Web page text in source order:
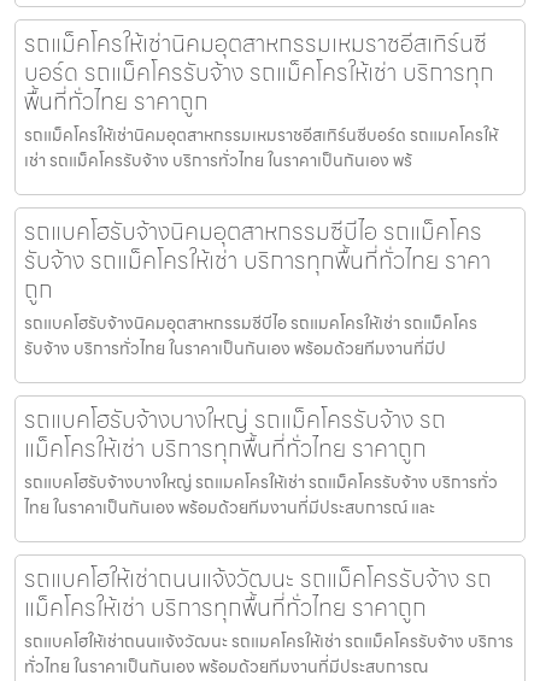
รถแม็คโครให้เช่านิคมอุตสาหกรรมเหมราชอีสเทิร์นซี
บอร์ด รถแม็คโครรับจ้าง รถแม็คโครให้เช่า บริการทุก
พื้นที่ทั่วไทย ราคาถูก
รถแม็คโครให้เช่านิคมอุตสาหกรรมเหมราชอีสเทิร์นซีบอร์ด รถแมคโครให้
เช่า รถแม็คโครรับจ้าง บริการทั่วไทย ในราคาเป็นกันเอง พร้
รถแบคโฮรับจ้างนิคมอุตสาหกรรมซีบีไอ รถแม็คโคร
รับจ้าง รถแม็คโครให้เช่า บริการทุกพื้นที่ทั่วไทย ราคา
ถูก
รถแบคโฮรับจ้างนิคมอุตสาหกรรมซีบีไอ รถแมคโครให้เช่า รถแม็คโคร
รับจ้าง บริการทั่วไทย ในราคาเป็นกันเอง พร้อมด้วยทีมงานที่มีป
รถแบคโฮรับจ้างบางใหญ่ รถแม็คโครรับจ้าง รถ
แม็คโครให้เช่า บริการทุกพื้นที่ทั่วไทย ราคาถูก
รถแบคโฮรับจ้างบางใหญ่ รถแมคโครให้เช่า รถแม็คโครรับจ้าง บริการทั่ว
ไทย ในราคาเป็นกันเอง พร้อมด้วยทีมงานที่มีประสบการณ์ และ
รถแบคโฮให้เช่าถนนแจ้งวัฒนะ รถแม็คโครรับจ้าง รถ
แม็คโครให้เช่า บริการทุกพื้นที่ทั่วไทย ราคาถูก
รถแบคโฮให้เช่าถนนแจ้งวัฒนะ รถแมคโครให้เช่า รถแม็คโครรับจ้าง บริการ
ทั่วไทย ในราคาเป็นกันเอง พร้อมด้วยทีมงานที่มีประสบการณ